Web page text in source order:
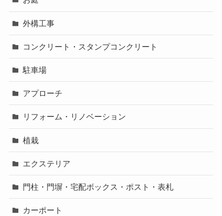
外構工事
コンクリート・スタンプコンクリート
駐車場
アプローチ
リフォーム・リノベーション
植栽
エクステリア
門柱・門塀・宅配ボックス・ポスト・表札
カーポート